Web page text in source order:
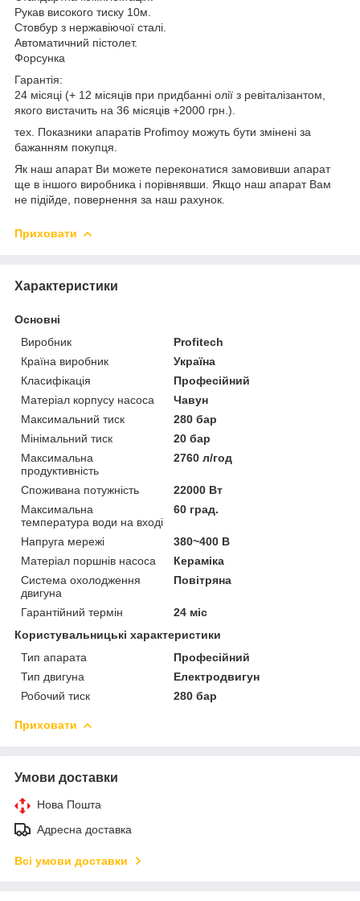
Рукав високого тиску 10м.
Стовбур з нержавіючої сталі.
Автоматичний пістолет.
Форсунка
Гарантія:
24 місяці (+ 12 місяців при придбанні олії з ревіталізантом,
якого вистачить на 36 місяців +2000 грн.).
тех. Показники апаратів Profimoy можуть бути змінені за
бажанням покупця.
Як наш апарат Ви можете переконатися замовивши апарат
ще в іншого виробника і порівнявши. Якщо наш апарат Вам
не підійде, повернення за наш рахунок.
Приховати
Характеристики
Основні
Виробник
Profitech
Країна виробник
Україна
Класифікація
Професійний
Матеріал корпусу насоса
Чавун
Максимальний тиск
280 бар
Мінімальний тиск
20 бар
Максимальна
продуктивність
2760 л/год
Споживана потужність
22000 Вт
Максимальна
температура води на вході
60 град.
Напруга мережі
380~400 В
Матеріал поршнів насоса
Кераміка
Система охолодження
двигуна
Повітряна
Гарантійний термін
24 міс
Користувальницькі характеристики
Тип апарата
Професійний
Тип двигуна
Електродвигун
Робочий тиск
280 бар
Приховати
Умови доставки
Нова Пошта
Адресна доставка
Всі умови доставки